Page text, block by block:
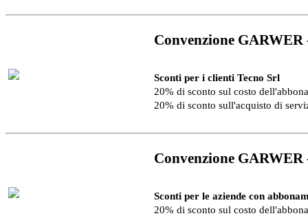
Convenzione
Sconti per i clienti Tecno Srl
20% di sconto sul costo
20% di sconto sull'acquisto di
Convenzione
Sconti per le aziende con
20% di sconto sul costo